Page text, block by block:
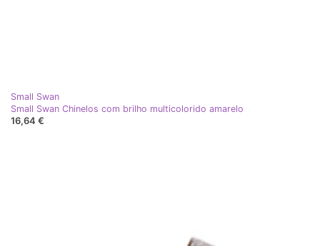
Small Swan
Small Swan Chinelos com brilho multicolorido amarelo
16,64 €